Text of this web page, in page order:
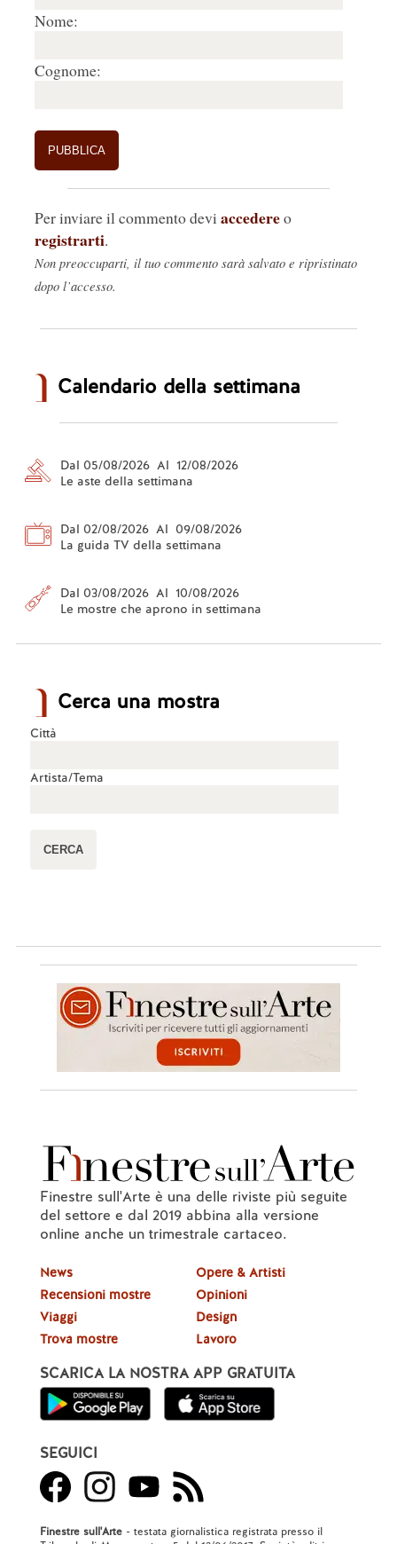
Nome:
Cognome:
Per inviare il commento devi accedereo
registrarti.
Non preoccuparti, il tuo commento sarà salvato e ripristinato
dopo l’accesso.
Calendario della settimana
Dal 05/08/2026 Al 12/08/2026
Le aste della settimana
Dal 02/08/2026 Al 09/08/2026
La guida TV della settimana
Dal 03/08/2026 Al 10/08/2026
Le mostre che aprono in settimana
Cerca una mostra
Città
Artista/Tema
Finestre sull'Arte è una delle riviste più seguite
del settore e dal 2019 abbina alla versione
online anche un trimestrale cartaceo.
News
Recensioni mostre
Viaggi
Trova mostre
Opere & Artisti
Opinioni
Design
Lavoro
SCARICA LA NOSTRA APP GRATUITA
SEGUICI
Finestre sull'Arte- testata giornalistica registrata presso il